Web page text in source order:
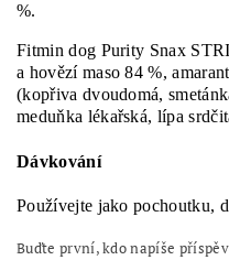
%.
Fitmin dog Purity Snax
a hovězí maso 84 %,
(kopřiva dvoudomá,
meduňka lékařská, lípa
Dávkování
Používejte jako pochoutku,
Buďte první, kdo napíše